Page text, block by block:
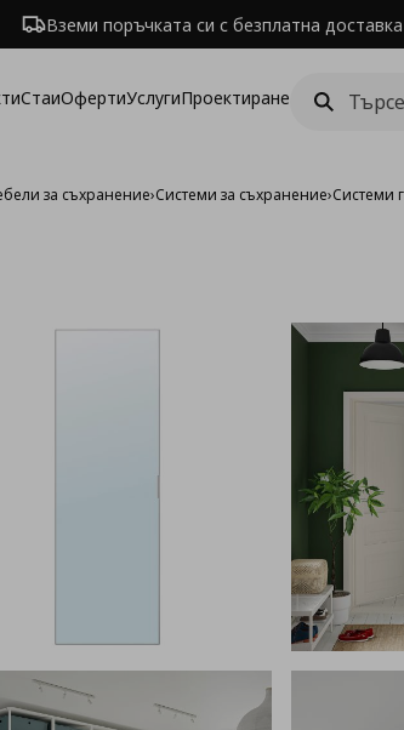
Вземи поръчката си с безплатна
СтаиОфертиУслугиПроектиране
за съхранение›Системи за съхранение›Системи